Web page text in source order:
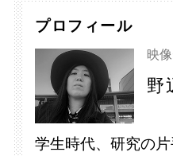
プロフィール
映
野
学生時代、研究の